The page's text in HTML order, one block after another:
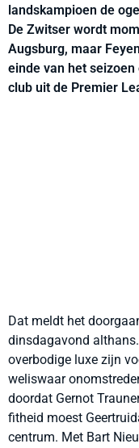
landskampioen de
De Zwitser wordt
Augsburg, maar
einde van het
club uit de Premier
Dat meldt het
dinsdagavond
overbodige luxe zijn
weliswaar
doordat Gernot
fitheid moest
centrum. Met Bart